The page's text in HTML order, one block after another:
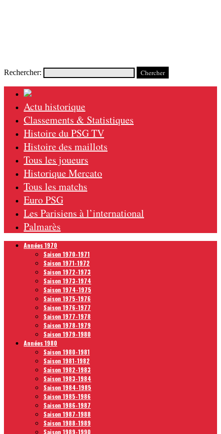
Rechercher:
Actu historique
Classements & Statistiques
Histoire du PSG TV
Histoire des maillots
Tous les joueurs
Historique Mercato
Tous les matchs
Euro PSG
Les Parisiens à l’international
Palmarès
Années 1970
Saison 1970-1971
Saison 1971-1972
Saison 1972-1973
Saison 1973-1974
Saison 1974-1975
Saison 1975-1976
Saison 1976-1977
Saison 1977-1978
Saison 1978-1979
Saison 1979-1980
Années 1980
Saison 1980-1981
Saison 1981-1982
Saison 1982-1983
Saison 1983-1984
Saison 1984-1985
Saison 1985-1986
Saison 1986-1987
Saison 1987-1988
Saison 1988-1989
Saison 1989-1990